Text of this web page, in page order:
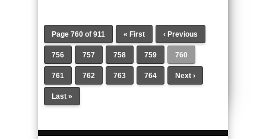
Page 760 of 911 « First ‹ Previous
756 757 758 759 760
761 762 763 764 Next ›
Last »